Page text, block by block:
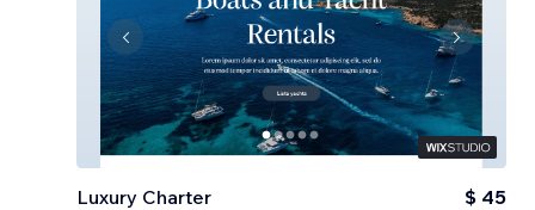
Luxury Charter $ 45